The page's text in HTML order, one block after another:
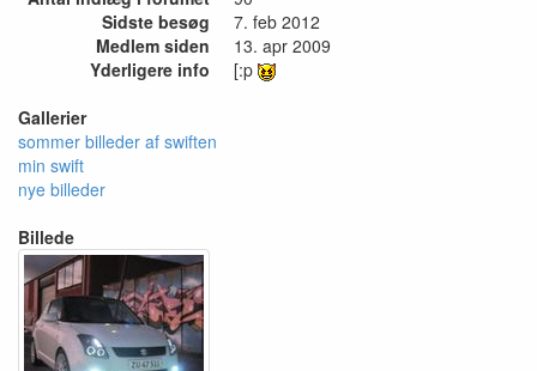
Sidste besøg
7. feb 2012
Medlem siden
13. apr 2009
Yderligere info
[:p
Gallerier
sommer billeder af swiften
min swift
nye billeder
Billede